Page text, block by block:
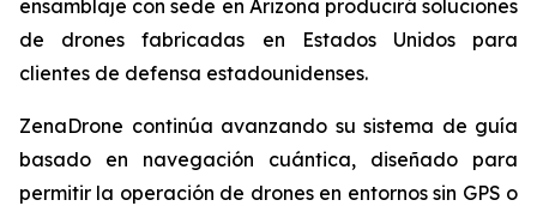
ensamblaje con sede en Arizona producirá soluciones
de drones fabricadas en Estados Unidos para
clientes de defensa estadounidenses.
ZenaDrone continúa avanzando su sistema de guía
basado en navegación cuántica, diseñado para
permitir la operación de drones en entornos sin GPS o